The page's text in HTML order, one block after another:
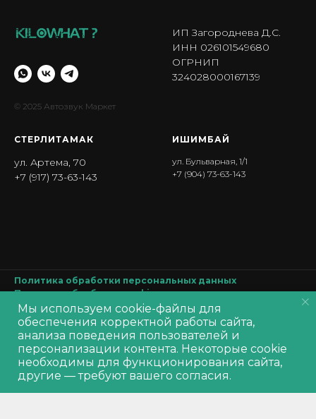
Out of stock
© 2025 Автозвук Маркет
ИП Загороднева Д.С.
ИНН 026101549680
ОГРНИП
324028000167139
СТЕРЛИТАМАК
ул. Артема, 70
+7 (917) 73-63-143
ИШИМБА Й
ул. Бульварная, 1/1
+7 (904) 73-63-143
Политика обработки персональных данных
Политика обработкиcookie
Согласие на обработку персональных данных
Производитель оставляет за собой право изменять характеристики
товара, его внешний вид и комплектность без предварительного
уведомления продавца
Мы используем cookie-файлы для
обеспечения корректной работы сайта,
анализа поведения пользователей и
персонализации контента. Некоторые cookie
необходимы для функционирования сайта,
другие — требуют вашего согласия.